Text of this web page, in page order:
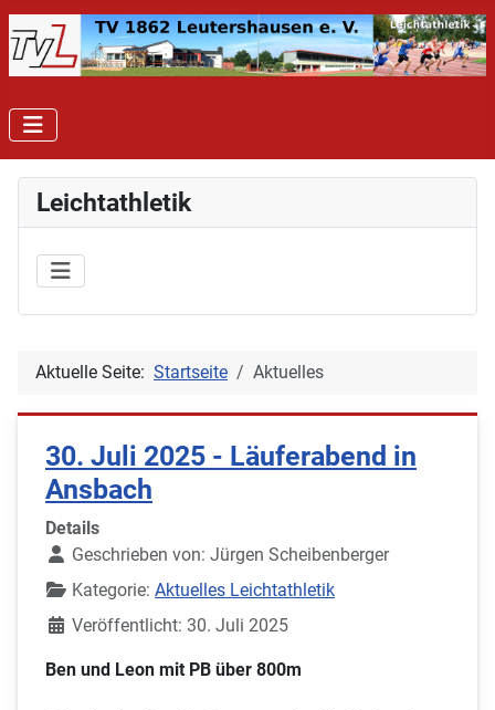
Leichtathletik
Aktuelle Seite: Startseite Aktuelles
30. Juli 2025 - Läuferabend in
Ansbach
Details
Geschrieben von: Jürgen Scheibenberger
Kategorie: Aktuelles Leichtathletik
Veröffentlicht: 30. Juli 2025
Ben und Leon mit PB über 800m